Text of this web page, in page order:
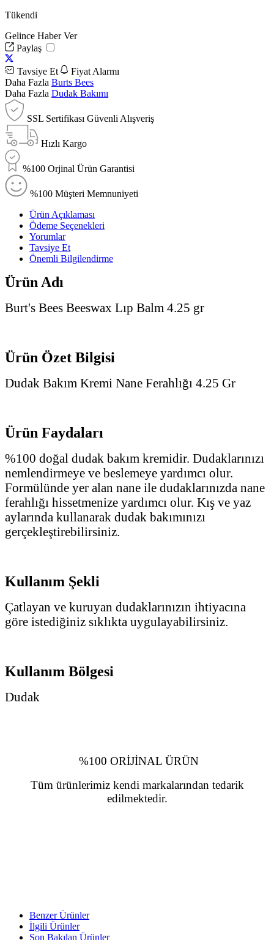
Tükendi
Gelince Haber Ver
Paylaş
Tavsiye Et
Fiyat Alarmı
Daha Fazla Burts Bees
Daha Fazla Dudak Bakımı
SSL Sertifikası Güvenli Alışveriş
Hızlı Kargo
%100 Orjinal Ürün Garantisi
%100 Müşteri Memnuniyeti
Ürün Açıklaması
Ödeme Seçenekleri
Yorumlar
Tavsiye Et
Önemli Bilgilendirme
Ürün Adı
Burt's Bees Beeswax Lıp Balm 4.25 gr
Ürün Özet Bilgisi
Dudak Bakım Kremi Nane Ferahlığı 4.25 Gr
Ürün Faydaları
%100 doğal dudak bakım kremidir. Dudaklarınızı
nemlendirmeye ve beslemeye yardımcı olur.
Formülünde yer alan nane ile dudaklarınızda nane
ferahlığı hissetmenize yardımcı olur. Kış ve yaz
aylarında kullanarak dudak bakımınızı
gerçekleştirebilirsiniz.
Kullanım Şekli
Çatlayan ve kuruyan dudaklarınızın ihtiyacına
göre istediğiniz sıklıkta uygulayabilirsiniz.
Kullanım Bölgesi
Dudak
%100 ORİJİNAL ÜRÜN
Tüm ürünlerimiz kendi markalarından tedarik
edilmektedir.
Benzer Ürünler
İlgili Ürünler
Son Bakılan Ürünler